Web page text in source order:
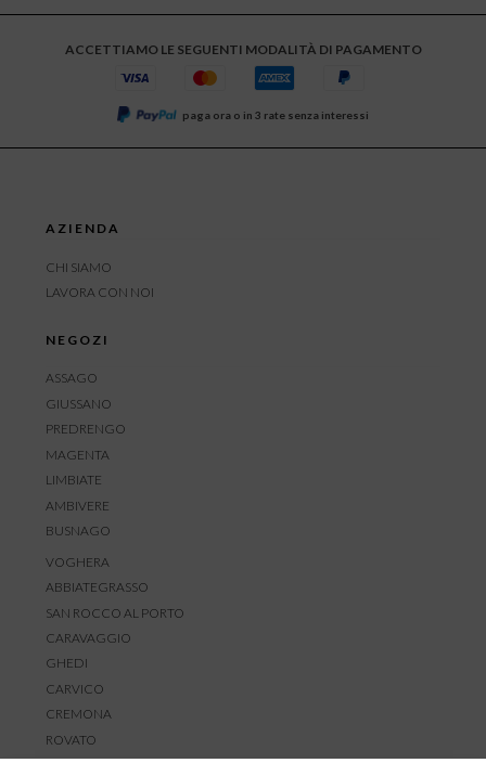
ACCETTIAMO LE SEGUENTI MODALITÀ DI PAGAMENTO
paga ora o in 3 rate senza interessi
AZIENDA
CHI SIAMO
LAVORA CON NOI
NEGOZI
ASSAGO
GIUSSANO
PREDRENGO
MAGENTA
LIMBIATE
AMBIVERE
BUSNAGO
VOGHERA
ABBIATEGRASSO
SAN ROCCO AL PORTO
CARAVAGGIO
GHEDI
CARVICO
CREMONA
ROVATO